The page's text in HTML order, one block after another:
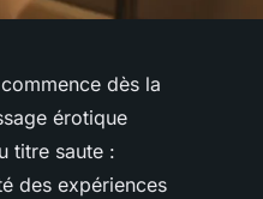
dès la
érotique
titre saute :
des expériences